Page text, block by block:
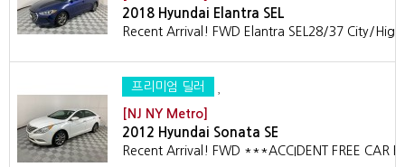
2018 Hyundai Elantra SEL
Recent Arrival! FWD Elantra SEL28/37 City/
프리미엄 딜러
[NJ NY Metro]
2012 Hyundai Sonata SE
Recent Arrival! FWD ***ACCIDENT FREE CAR